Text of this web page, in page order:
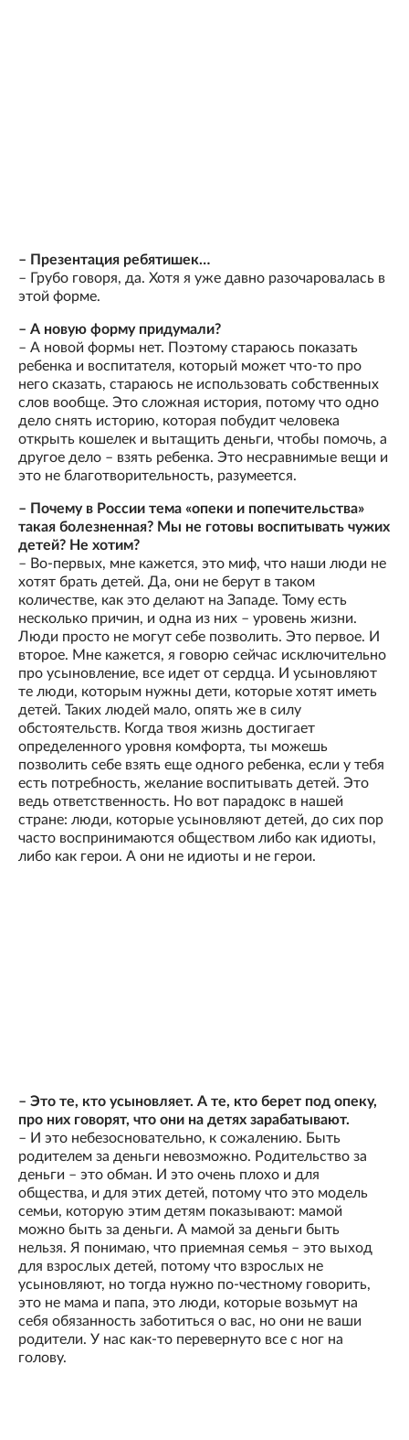
– Презентация ребятишек…
– Грубо говоря, да. Хотя я уже давно разочаровалась в
этой форме.
– А новую форму придумали?
– А новой формы нет. Поэтому стараюсь показать
ребенка и воспитателя, который может что-то про
него сказать, стараюсь не использовать собственных
слов вообще. Это сложная история, потому что одно
дело снять историю, которая побудит человека
открыть кошелек и вытащить деньги, чтобы помочь, а
другое дело – взять ребенка. Это несравнимые вещи и
это не благотворительность, разумеется.
– Почему в России тема «опеки и попечительства»
такая болезненная? Мы не готовы воспитывать чужих
детей? Не хотим?
– Во-первых, мне кажется, это миф, что наши люди не
хотят брать детей. Да, они не берут в таком
количестве, как это делают на Западе. Тому есть
несколько причин, и одна из них – уровень жизни.
Люди просто не могут себе позволить. Это первое. И
второе. Мне кажется, я говорю сейчас исключительно
про усыновление, все идет от сердца. И усыновляют
те люди, которым нужны дети, которые хотят иметь
детей. Таких людей мало, опять же в силу
обстоятельств. Когда твоя жизнь достигает
определенного уровня комфорта, ты можешь
позволить себе взять еще одного ребенка, если у тебя
есть потребность, желание воспитывать детей. Это
ведь ответственность. Но вот парадокс в нашей
стране: люди, которые усыновляют детей, до сих пор
часто воспринимаются обществом либо как идиоты,
либо как герои. А они не идиоты и не герои.
– Это те, кто усыновляет. А те, кто берет под опеку,
про них говорят, что они на детях зарабатывают.
– И это небезосновательно, к сожалению. Быть
родителем за деньги невозможно. Родительство за
деньги – это обман. И это очень плохо и для
общества, и для этих детей, потому что это модель
семьи, которую этим детям показывают: мамой
можно быть за деньги. А мамой за деньги быть
нельзя. Я понимаю, что приемная семья – это выход
для взрослых детей, потому что взрослых не
усыновляют, но тогда нужно по-честному говорить,
это не мама и папа, это люди, которые возьмут на
себя обязанность заботиться о вас, но они не ваши
родители. У нас как-то перевернуто все с ног на
голову.